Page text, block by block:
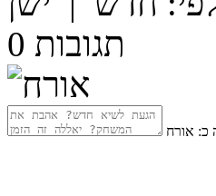
0 תגובות
כ: אורח